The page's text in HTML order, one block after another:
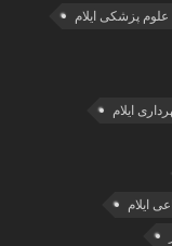
علوم پزشکی ایلام
ایلام
ایلام